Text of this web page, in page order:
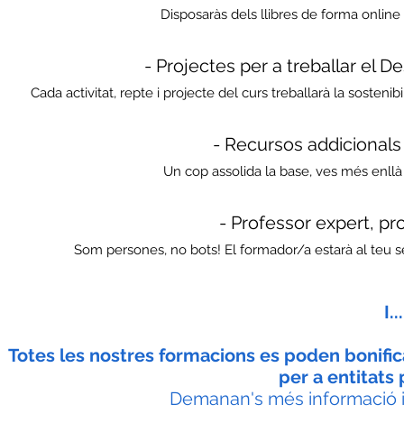
Disposaràs dels llibres de forma
- Projectes per a treballar el
Cada activitat, repte i projecte del curs treballarà la
- Recursos
Un cop assolida la base, ves més
- Professor expert,
Som persones, no bots! El formador/a estarà al teu
Totes les nostres formacions es poden
per a entitats
Demanan's més